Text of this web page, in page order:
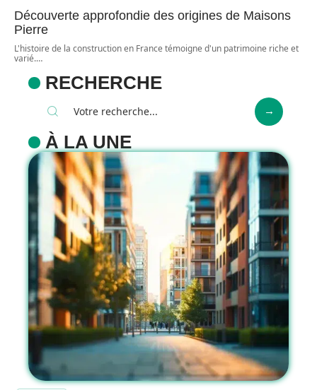
Découverte approfondie des origines de Maisons
Pierre
L'histoire de la construction en France témoigne d'un patrimoine riche et
varié.…
RECHERCHE
À LA UNE